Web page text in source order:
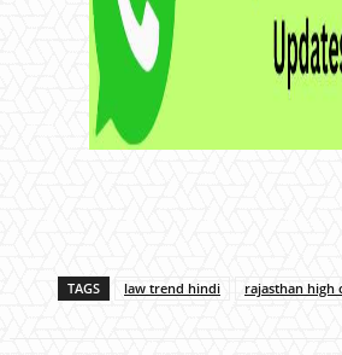
TAGS law trend hindi rajasthan high